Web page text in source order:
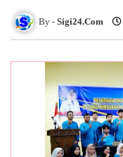
Sigi24.Com